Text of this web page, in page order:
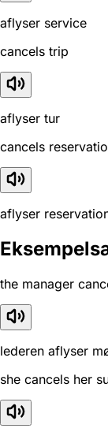
aflyser service
cancels trip
aflyser tur
cancels
aflyser
the manager
lederen aflyser
she cancels her